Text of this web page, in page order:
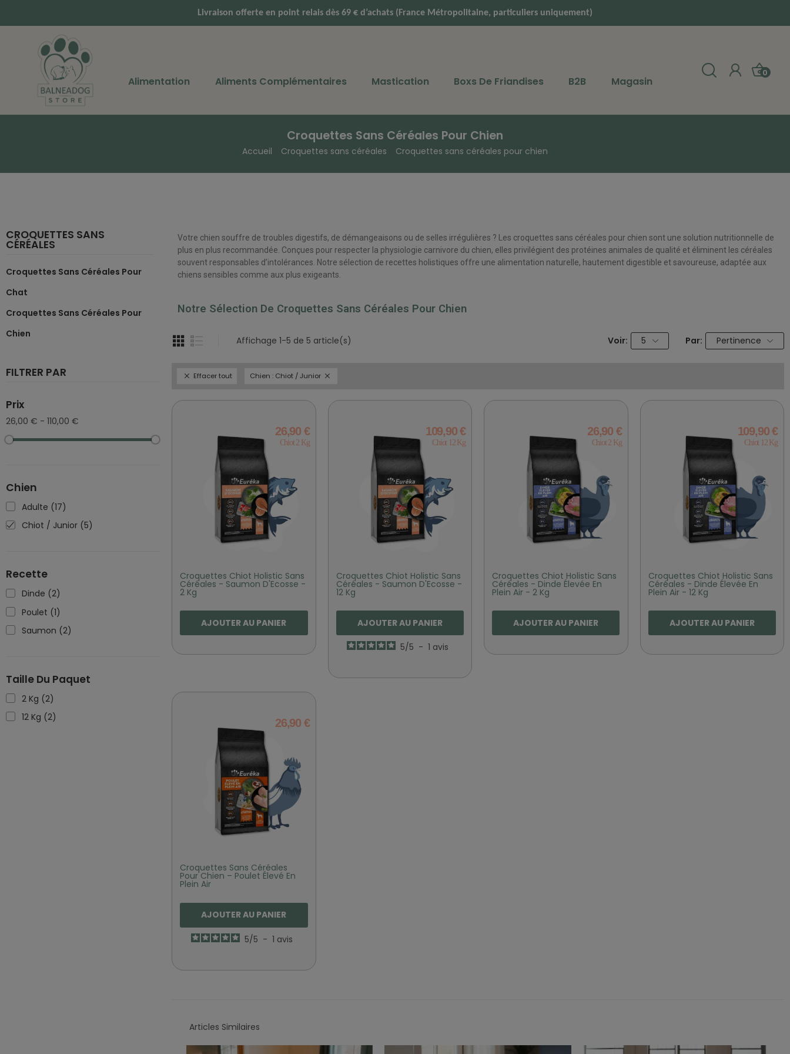
Livraison offerte en point relais dès 69 € d’achats (France Métropolitaine, particuliers uniquement)
Alimentation Aliments Complémentaires Mastication Boxs De Friandises B2B Magasin
0
Croquettes Sans Céréales Pour Chien
Accueil Croquettes sans céréales Croquettes sans céréales pour chien
CROQUETTES SANS
CÉRÉALES
Croquettes Sans Céréales Pour
Chat
Croquettes Sans Céréales Pour
Chien
FILTRER PAR
Prix
26,00 € - 110,00 €
Chien
Adulte (17)
Chiot / Junior (5)
Recette
Dinde (2)
Poulet (1)
Saumon (2)
Taille Du Paquet
2 Kg (2)
12 Kg (2)
Votre chien souffre de troubles digestifs, de démangeaisons ou de selles irrégulières ? Les croquettes sans céréales pour chien sont une solution nutritionnelle de
plus en plus recommandée. Conçues pour respecter la physiologie carnivore du chien, elles privilégient des protéines animales de qualité et éliminent les céréales
souvent responsables d’intolérances. Notre sélection de recettes holistiques offre une alimentation naturelle, hautement digestible et savoureuse, adaptée aux
chiens sensibles comme aux plus exigeants.
Notre Sélection De Croquettes Sans Céréales Pour Chien
Affichage 1-5 de 5 article(s) Voir: 5 Par: Pertinence
Effacer tout Chien : Chiot / Junior
26,90 €
Chiot 2 Kg
Croquettes Chiot Holistic Sans
Céréales - Saumon D'Ecosse -
2 Kg
AJOUTER AU PANIER
109,90 €
Chiot 12 Kg
Croquettes Chiot Holistic Sans
Céréales - Saumon D'Ecosse -
12 Kg
AJOUTER AU PANIER
5/5 - 1 avis
26,90 €
Chiot 2 Kg
Croquettes Chiot Holistic Sans
Céréales - Dinde Élevée En
Plein Air - 2 Kg
AJOUTER AU PANIER
109,90 €
Chiot 12 Kg
Croquettes Chiot Holistic Sans
Céréales - Dinde Élevée En
Plein Air - 12 Kg
AJOUTER AU PANIER
26,90 €
Croquettes Sans Céréales
Pour Chien – Poulet Élevé En
Plein Air
AJOUTER AU PANIER
5/5 - 1 avis
Articles Similaires